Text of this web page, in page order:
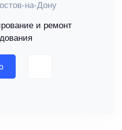
на-Дону
и ремонт